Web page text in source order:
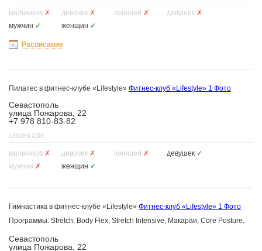
мальчиков ✗ девочек ✗ юношей ✗ девушек ✗
мужчин ✓ женщин ✓
Расписание
Пилатес в фитнес-клубе «Lifestyle» Фитнес-клуб «Lifestyle» 1 Фото
Севастополь
улица Пожарова, 22
+7 978 810-83-82
СЕКЦИЯ ДЛЯ
мальчиков ✗ девочек ✗ юношей ✗ девушек ✓
мужчин ✗ женщин ✓
Гимнастика в фитнес-клубе «Lifestyle» Фитнес-клуб «Lifestyle» 1 Фото
Программы: Stretch, Body Flex, Stretch Intensive, Макараи, Core Posture.
Севастополь
улица Пожарова, 22